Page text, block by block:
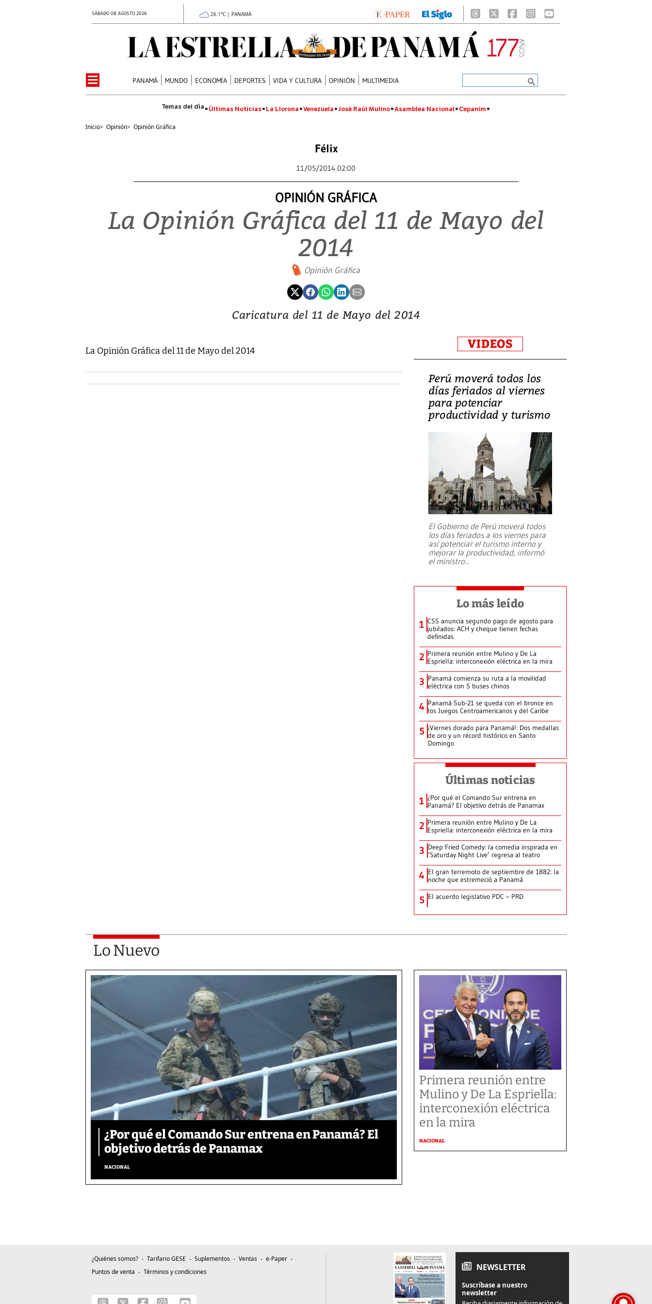
SÁBADO 08 AGOSTO 2026 26.1°C | PANAMÁ
PANAMÁ MUNDO ECONOMÍA DEPORTES VIDA Y CULTURA OPINIÓN MULTIMEDIA
Últimas Noticias La Llorona Venezuela José Raúl Mulino Asamblea Nacional Cepanim
Inicio> Opinión> Opinión Gráfica
Félix
11/05/2014 02:00
OPINIÓN GRÁFICA
La Opinión Gráfica del 11 de Mayo del
2014
Opinión Gráfica
Caricatura del 11 de Mayo del 2014
La Opinión Gráfica del 11 de Mayo del 2014 VIDEOS
Perú moverá todos los
días feriados al viernes
para potenciar
productividad y turismo
El Gobierno de Perú moverá todos
los días feriados a los viernes para
así potenciar el turismo interno y
mejorar la productividad, informó
el ministro...
Lo más leído
1 CSS anuncia segundo pago de agosto para
jubilados: ACH y cheque tienen fechas
definidas
2 Primera reunión entre Mulino y De La
Espriella: interconexión eléctrica en la mira
3 Panamá comienza su ruta a la movilidad
eléctrica con 5 buses chinos
4 Panamá Sub-21 se queda con el bronce en
los Juegos Centroamericanos y del Caribe
5 ¡Viernes dorado para Panamá!: Dos medallas
de oro y un récord histórico en Santo
Domingo
Últimas noticias
1 ¿Por qué el Comando Sur entrena en
Panamá? El objetivo detrás de Panamax
2 Primera reunión entre Mulino y De La
Espriella: interconexión eléctrica en la mira
3 Deep Fried Comedy: la comedia inspirada en
‘Saturday Night Live’ regresa al teatro
4 El gran terremoto de septiembre de 1882: la
noche que estremeció a Panamá
5 El acuerdo legislativo PDC – PRD
Lo Nuevo
¿Por qué el Comando Sur entrena en Panamá? El
objetivo detrás de Panamax
NACIONAL
Primera reunión entre
Mulino y De La Espriella:
interconexión eléctrica
en la mira
NACIONAL
¿Quiénes somos? Tarifario GESE Suplementos Ventas
e-Paper
Puntos de venta
Términos y condiciones NEWSLETTER
Suscríbase a nuestro
newsletter